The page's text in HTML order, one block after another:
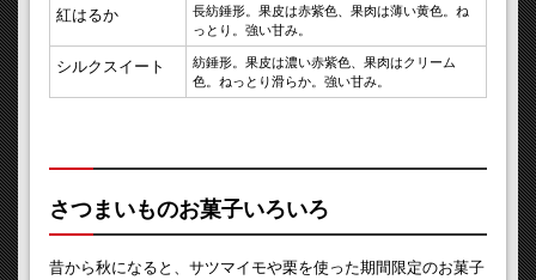
紅はるか
長紡錘形。果皮は赤紫色、果肉は薄い黄色。ね
っとり。強い甘み。
シルクスイート
紡錘形。果皮は濃い赤紫色、果肉はクリーム
色。ねっとり滑らか。強い甘み。
さつまいものお菓子いろいろ
昔から秋になると、サツマイモや栗を使った期間限定のお菓子